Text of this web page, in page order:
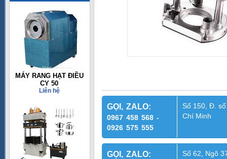
MÁY RANG HẠT ĐIỀU
CY 50
Liên hệ
GỌI, ZALO:
0967 458 568 -
0926 575 555
Số 150, Đ.
Chí Minh
GỌI, ZALO:
Số 62, Ngõ